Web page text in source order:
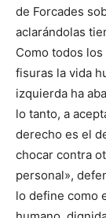
de Forcades
aclarándolas
Como todos
fisuras la vida
izquierda ha
lo tanto, a
derecho es el
chocar contra
personal»,
lo define como